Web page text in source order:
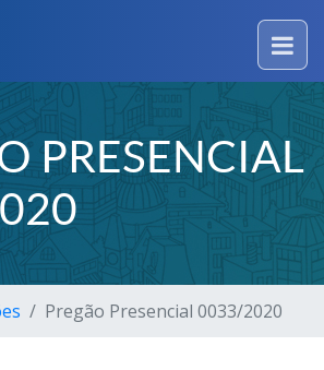
PRESENCIAL
Pregão Presencial 0033/2020